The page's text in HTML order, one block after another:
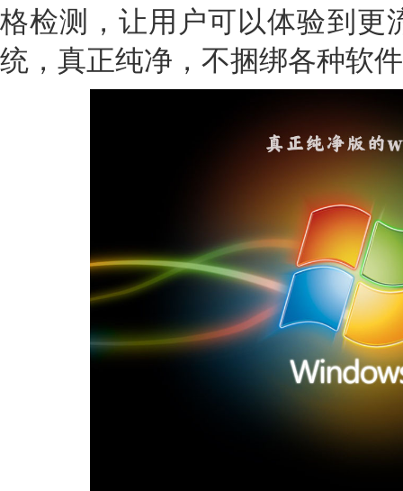
格检测，让用户可以体验到更
统，真正纯净，不捆绑各种软